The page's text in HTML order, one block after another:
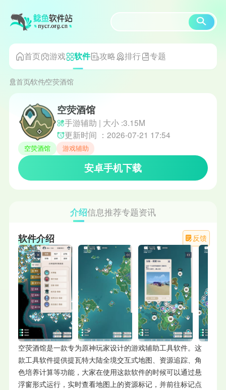
首页 游戏 软件 攻略 排行 专题
首页软件空荧酒馆
空荧酒馆
手游辅助 | 大小 :3.15M
更新时间 ：2026-07-21 17:54
空荧酒馆 游戏辅助
安卓手机下载
介绍信息推荐专题资讯
反馈
软件介绍
空荧酒馆是一款专为原神玩家设计的游戏辅助工具软件。这
款工具软件提供提瓦特大陆全境交互式地图、资源追踪、角
色培养计算等功能，大家在使用这款软件的时候可以通过悬
浮窗形式运行，实时查看地图上的资源标记，并前往标记点